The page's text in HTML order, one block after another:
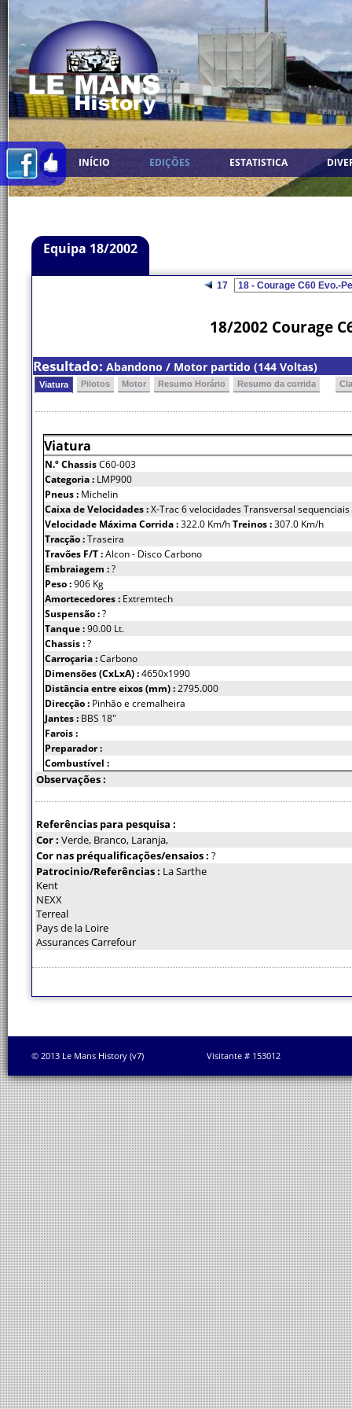
INÍCIO EDIÇÕES ESTATISTICA
Equipa 18/2002
17
18/2002 Courage
Resultado: Abandono / Motor partido (144 Voltas)
Viatura Pilotos Motor Resumo Horário Resumo da corrida
Viatura
N.º ChassisC60-003
Categoria : LMP900
Pneus : Michelin
Caixa de Velocidades :X-Trac 6 velocidades Transversal sequenciais
Velocidade Máxima Corrida :322.0 Km/hTreinos :307.0 Km/h
Tracção :Traseira
Travões F/T :Alcon - Disco Carbono
Embraiagem :?
Peso :906 Kg
Amortecedores : Extremtech
Suspensão :?
Tanque :90.00 Lt.
Chassis :?
Carroçaria :Carbono
Dimensões (CxLxA) :4650x1990
Distância entre eixos (mm) :2795.000
Direcção : Pinhão e cremalheira
Jantes : BBS 18"
Farois :
Preparador :
Combustível :
Observações :
Referências para pesquisa :
Cor : Verde, Branco, Laranja,
Cor nas préqualificações/ensaios : ?
Patrocinio/Referências : La Sarthe
Kent
NEXX
Terreal
Pays de la Loire
Assurances Carrefour
© 2013 Le Mans History (v7) Visitante # 153012